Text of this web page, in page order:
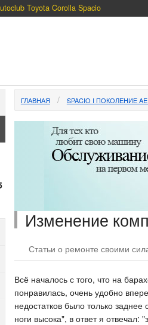
Toyota Corolla Spacio
ГЛАВНАЯ SPACIO I ПОКОЛЕНИЕ
Изменение
Статьи о ремонте своими
Всё началось с того, что на
понравилась, очень удобно
недостатков было только
ноги высока", в ответ я отвечал: